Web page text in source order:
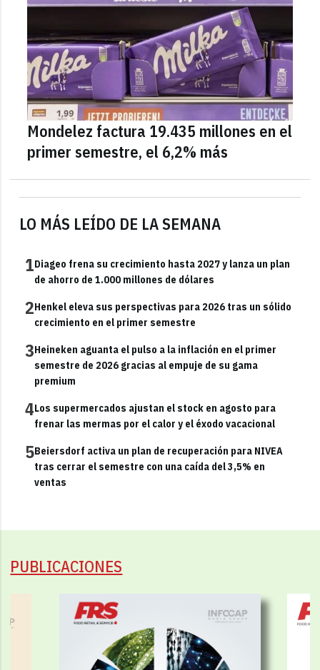
LO MÁS LEÍDO DE LA SEMANA
1Diageo frena su crecimiento hasta 2027 y lanza un plan
de ahorro de 1.000 millones de dólares
2Henkel eleva sus perspectivas para 2026 tras un sólido
crecimiento en el primer semestre
3Heineken aguanta el pulso a la inflación en el primer
semestre de 2026 gracias al empuje de su gama
premium
4Los supermercados ajustan el stock en agosto para
frenar las mermas por el calor y el éxodo vacacional
5Beiersdorf activa un plan de recuperación para NIVEA
tras cerrar el semestre con una caída del 3,5% en
ventas
Mondelez factura 19.435 millones en el
primer semestre, el 6,2% más
PUBLICACIONES